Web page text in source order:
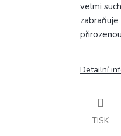
velmi
Detailní
TISK